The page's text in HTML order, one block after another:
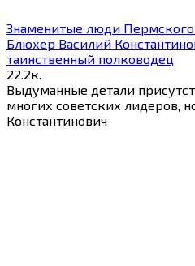
Знаменитые люди
Блюхер Василий
таинственный полководец
22.2к.
Выдуманные детали
многих советских лидеров,
Константинович